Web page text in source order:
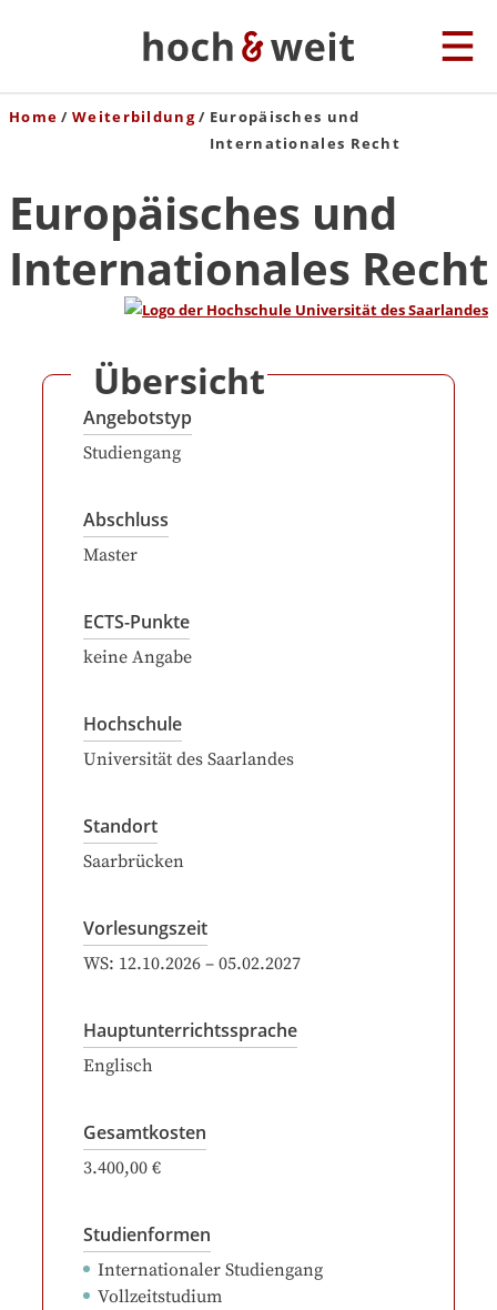
Home Weiterbildung
Europäisches und
Internationales Recht
Europäisches und
Internationales Recht
Übersicht
Angebotstyp
Studiengang
Abschluss
Master
ECTS-Punkte
keine Angabe
Hochschule
Universität des Saarlandes
Standort
Saarbrücken
Vorlesungszeit
WS: 12.10.2026 – 05.02.2027
Hauptunterrichtssprache
Englisch
Gesamtkosten
3.400,00 €
Studienformen
Internationaler Studiengang
Vollzeitstudium